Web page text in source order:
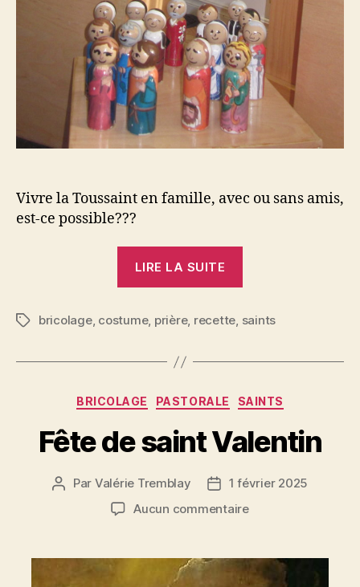
Vivre la Toussaint en famille, avec ou sans amis,
est-ce possible???
LIRE LA SUITE
Étiquettes
bricolage, costume, prière, recette, saints
Catégories
BRICOLAGE PASTORALE SAINTS
Fête de saint Valentin
Auteur
Par Valérie Tremblay
Date
de
1 février 2025
Aucun commentairesur
saint
Valentin